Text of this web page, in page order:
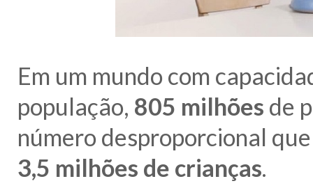
Em um mundo com
população, 805 milhões de
número desproporcional
3,5 milhões de crianças.